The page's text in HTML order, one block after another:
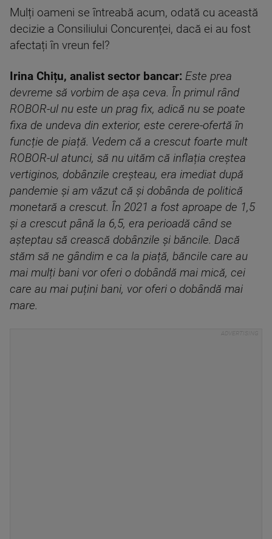
Mulți oameni se întreabă acum, odată cu această
decizie a Consiliului Concurenței, dacă ei au fost
afectați în vreun fel?
Irina Chițu, analist sector bancar: Este prea
devreme să vorbim de așa ceva. În primul rând
ROBOR-ul nu este un prag fix, adică nu se poate
fixa de undeva din exterior, este cerere-ofertă în
funcție de piață. Vedem că a crescut foarte mult
ROBOR-ul atunci, să nu uităm că inflația creștea
vertiginos, dobânzile creșteau, era imediat după
pandemie și am văzut că și dobânda de politică
monetară a crescut. În 2021 a fost aproape de 1,5
și a crescut până la 6,5, era perioadă când se
așteptau să crească dobânzile și băncile. Dacă
stăm să ne gândim e ca la piață, băncile care au
mai mulți bani vor oferi o dobândă mai mică, cei
care au mai puțini bani, vor oferi o dobândă mai
mare.